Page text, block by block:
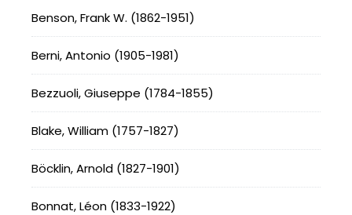
Benson, Frank W. (1862-1951)
Berni, Antonio (1905-1981)
Bezzuoli, Giuseppe (1784-1855)
Blake, William (1757-1827)
Böcklin, Arnold (1827-1901)
Bonnat, Léon (1833-1922)